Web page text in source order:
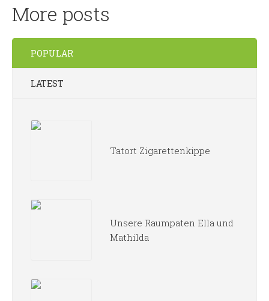
More posts
POPULAR
LATEST
Tatort Zigarettenkippe
Unsere Raumpaten Ella und
Mathilda